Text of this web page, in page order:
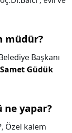
müdür?
Başkanı
Samet Güdük
ne yapar?
Özel kalem